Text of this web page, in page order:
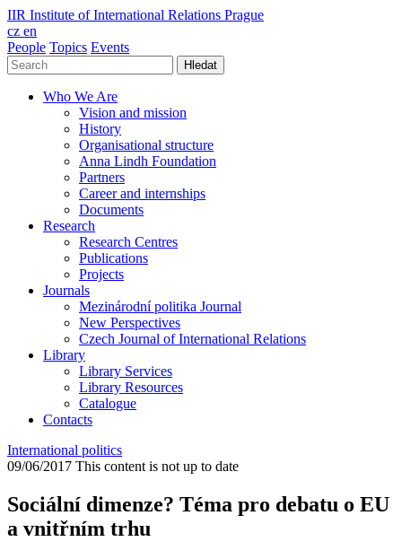
IIR Institute of International Relations Prague
cz en
People Topics Events
Hledat
Who We Are
Vision and mission
History
Organisational structure
Anna Lindh Foundation
Partners
Career and internships
Documents
Research
Research Centres
Publications
Projects
Journals
Mezinárodní politika Journal
New Perspectives
Czech Journal of International Relations
Library
Library Services
Library Resources
Catalogue
Contacts
International politics
09/06/2017 This content is not up to date
Sociální dimenze? Téma pro debatu o EU
a vnitřním trhu